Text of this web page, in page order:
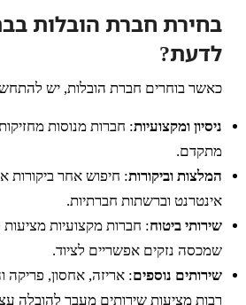
בחירת חברת הובלות
לדעת?
כאשר בוחרים חברת הובלות, יש
ניסיון ומקצועיות: חברות מנוסות מחזיקות
מתקדם.
המלצות וביקורות: חיפוש אחר ביקורות
אינטרנט וברשתות חברתיות.
שירותי ביטוח: חברות מקצועיות מציעות
שמכסה נזקים אפשריים לציוד.
שירותים נוספים: אריזה, אחסון, פריקה
רבות מציעות שירותים מעבר להובלה